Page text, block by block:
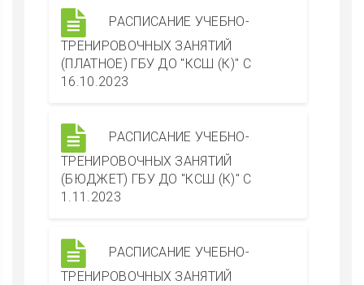
РАСПИСАНИЕ УЧЕБНО-
ТРЕНИРОВОЧНЫХ ЗАНЯТИЙ
(ПЛАТНОЕ) ГБУ ДО "КСШ (К)" С
16.10.2023
РАСПИСАНИЕ УЧЕБНО-
ТРЕНИРОВОЧНЫХ ЗАНЯТИЙ
(БЮДЖЕТ) ГБУ ДО "КСШ (К)" С
1.11.2023
РАСПИСАНИЕ УЧЕБНО-
ТРЕНИРОВОЧНЫХ ЗАНЯТИЙ